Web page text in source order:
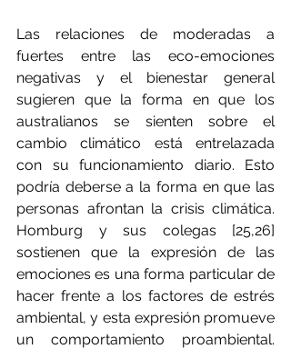
Las relaciones de moderadas a
fuertes entre las eco-emociones
negativas y el bienestar general
sugieren que la forma en que los
australianos se sienten sobre el
cambio climático está entrelazada
con su funcionamiento diario. Esto
podría deberse a la forma en que las
personas afrontan la crisis climática.
Homburg y sus colegas [25,26]
sostienen que la expresión de las
emociones es una forma particular de
hacer frente a los factores de estrés
ambiental, y esta expresión promueve
un comportamiento proambiental.